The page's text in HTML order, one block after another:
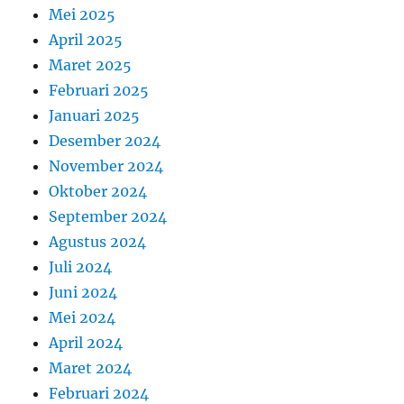
Mei 2025
April 2025
Maret 2025
Februari 2025
Januari 2025
Desember 2024
November 2024
Oktober 2024
September 2024
Agustus 2024
Juli 2024
Juni 2024
Mei 2024
April 2024
Maret 2024
Februari 2024